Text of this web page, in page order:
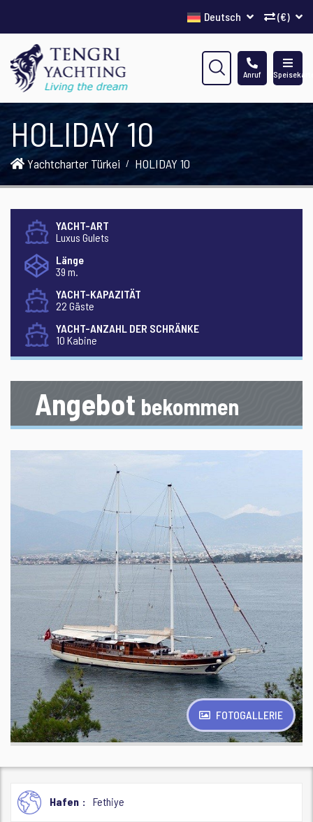
(€)
Deutsch
Anruf
HOLIDAY 10
Yachtcharter Türkei HOLIDAY 10
YACHT-ART
Luxus Gulets
Länge
39 m.
YACHT-KAPAZITÄT
22 Gäste
YACHT-ANZAHL DER SCHRÄNKE
10 Kabine
Angebot bekommen
FOTOGALLERIE
Hafen Fethiye